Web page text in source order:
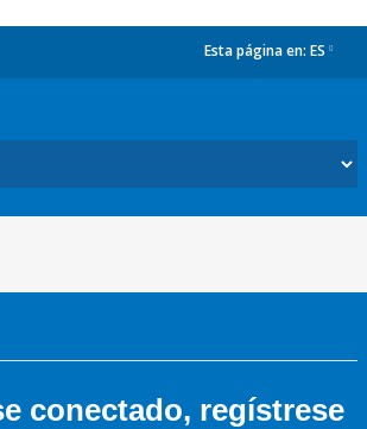
Esta página en: ES
conectado, regístrese